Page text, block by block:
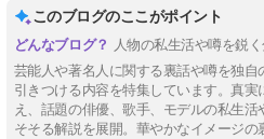
このブログのここがポイント
人物の私生活や噂を鋭
芸能人や著名人に関する裏話や噂を独
引きつける内容を特集しています。真
え、話題の俳優、歌手、モデルの私生
そそる解説を展開。華やかなイメージ